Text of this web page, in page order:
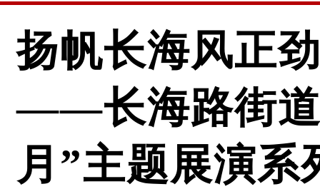
扬帆长海风正
——长海路街道
月”主题展演系